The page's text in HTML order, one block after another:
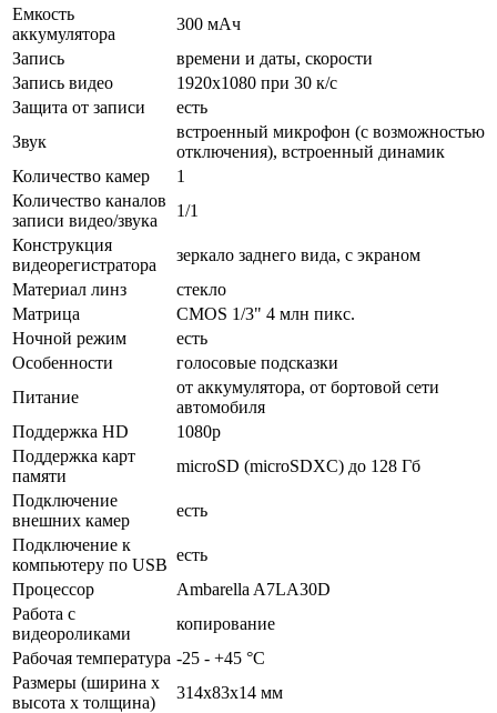
Емкость
аккумулятора
300 мАч
Запись
времени и даты, скорости
Запись видео
1920x1080 при 30 к/с
Защита от записи
есть
Звук
встроенный микрофон (с возможностью
отключения), встроенный динамик
Количество камер
1
Количество каналов
записи видео/звука
1/1
Конструкция
видеорегистратора
зеркало заднего вида, с экраном
Материал линз
стекло
Матрица
CMOS 1/3" 4 млн пикс.
Ночной режим
есть
Особенности
голосовые подсказки
Питание
от аккумулятора, от бортовой сети
автомобиля
Поддержка HD
1080p
Поддержка карт
памяти
microSD (microSDXC) до 128 Гб
Подключение
внешних камер
есть
Подключение к
компьютеру по USB
есть
Процессор
Ambarella A7LA30D
Работа с
видеороликами
копирование
Рабочая температура -25 - +45 °C
Размеры (ширина x
высота x толщина)
314x83x14 мм